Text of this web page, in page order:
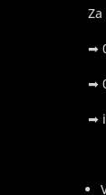
➡
➡
➡